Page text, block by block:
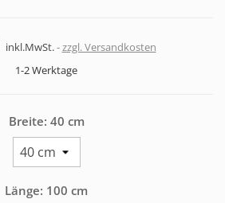
inkl.MwSt. zzgl. Versandkosten
1-2 Werktage
Breite: 40 cm
Länge: 100 cm